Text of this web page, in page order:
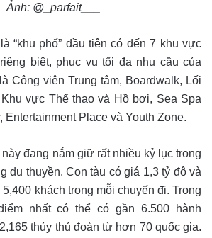
Ảnh: @_parfait___
“khu phố” đầu tiên có đến 7 khu vực
biệt, phục vụ tối đa nhu cầu của
Công viên Trung tâm, Boardwalk, Lối
vực Thể thao và Hồ bơi, Sea Spa
Entertainment Place và Youth Zone.
đang nắm giữ rất nhiều kỷ lục trong
du thuyền. Con tàu có giá 1,3 tỷ đô và
khách trong mỗi chuyến đi. Trong
nhất có thể có gần 6.500 hành
thủy thủ đoàn từ hơn 70 quốc gia.